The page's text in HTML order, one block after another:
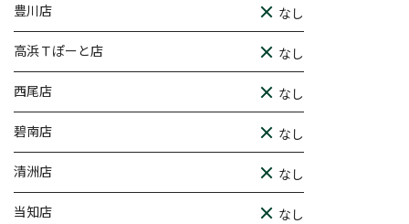
豊川店 なし
高浜Ｔぽーと店 なし
西尾店 なし
碧南店 なし
清洲店 なし
当知店 なし